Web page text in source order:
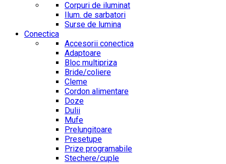
Corpuri de iluminat
Ilum. de sarbatori
Surse de lumina
Conectica
Accesorii conectica
Adaptoare
Bloc multipriza
Bride/coliere
Cleme
Cordon alimentare
Doze
Dulii
Mufe
Prelungitoare
Presetupe
Prize programabile
Stechere/cuple